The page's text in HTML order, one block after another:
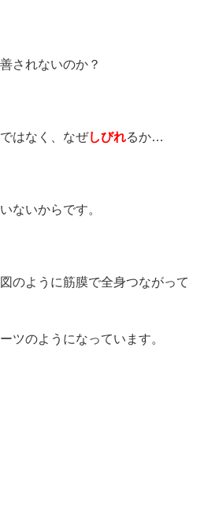
されないのか？
はなく、なぜしびれるか…
ないからです。
のように筋膜で全身つながって
ツのようになっています。